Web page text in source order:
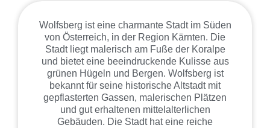
Wolfsberg ist eine charmante Stadt im Süden
von Österreich, in der Region Kärnten. Die
Stadt liegt malerisch am Fuße der Koralpe
und bietet eine beeindruckende Kulisse aus
grünen Hügeln und Bergen. Wolfsberg ist
bekannt für seine historische Altstadt mit
gepflasterten Gassen, malerischen Plätzen
und gut erhaltenen mittelalterlichen
Gebäuden. Die Stadt hat eine reiche